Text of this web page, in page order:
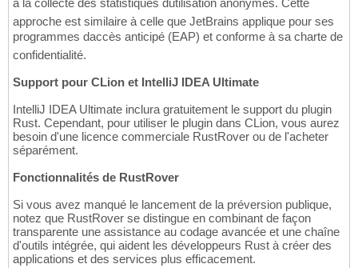
à la collecte des statistiques dutilisation anonymes. Cette
approche est similaire à celle que JetBrains applique pour ses
programmes daccès anticipé (EAP) et conforme à sa charte de
confidentialité.
Support pour CLion et IntelliJ IDEA Ultimate
IntelliJ IDEA Ultimate inclura gratuitement le support du plugin
Rust. Cependant, pour utiliser le plugin dans CLion, vous aurez
besoin d'une licence commerciale RustRover ou de l'acheter
séparément.
Fonctionnalités de RustRover
Si vous avez manqué le lancement de la préversion publique,
notez que RustRover se distingue en combinant de façon
transparente une assistance au codage avancée et une chaîne
d'outils intégrée, qui aident les développeurs Rust à créer des
applications et des services plus efficacement.